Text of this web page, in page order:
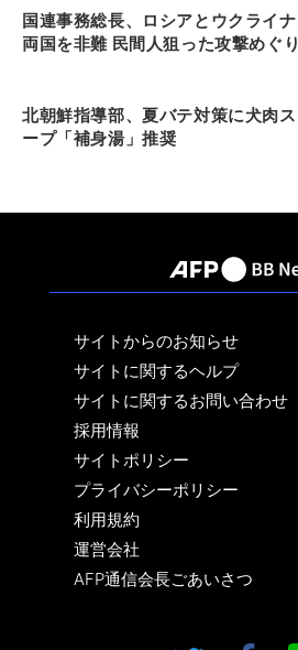
国連事務総長、ロシアとウクライナ
両国を非難 民間人狙った攻撃めぐり
北朝鮮指導部、夏バテ対策に犬肉ス
ープ「補身湯」推奨
サイトからのお知らせ
サイトに関するヘルプ
サイトに関するお問い合わせ
採用情報
サイトポリシー
プライバシーポリシー
利用規約
運営会社
AFP通信会長ごあいさつ